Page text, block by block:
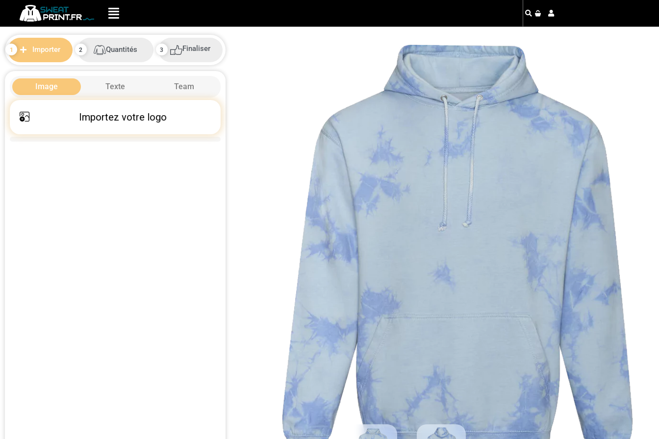
Importer Quantités Finaliser
Image Texte Team
Importez votre logo